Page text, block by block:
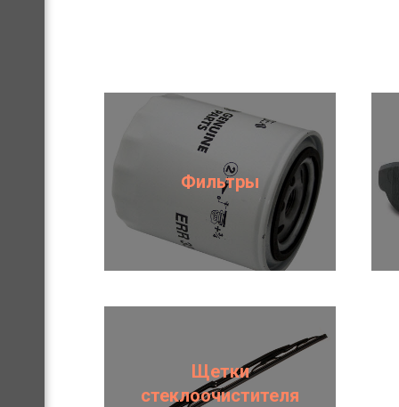
Фильтры
Щетки
стеклоочистителя